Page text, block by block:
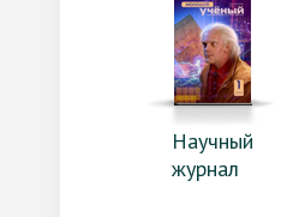
Научный
журнал